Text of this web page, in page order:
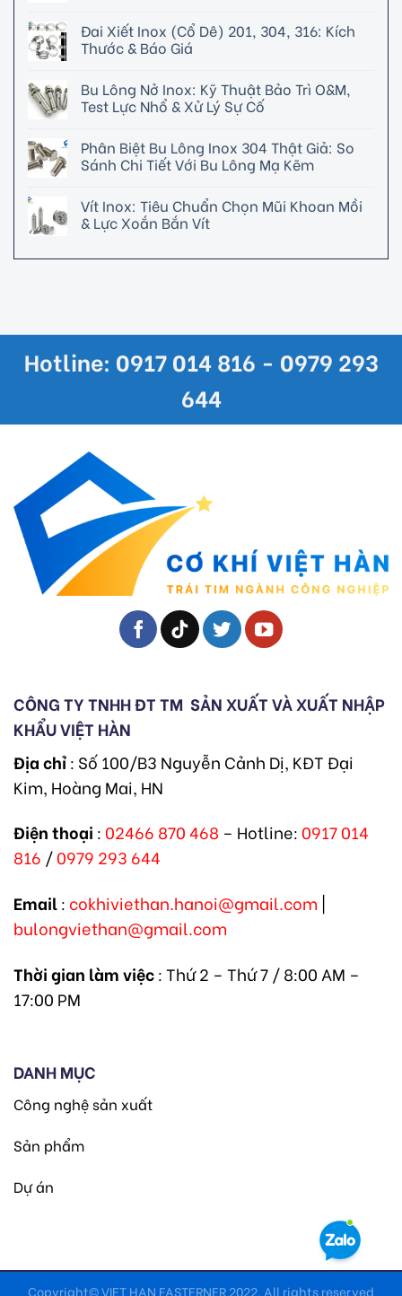
Đai Xiết Inox (Cổ Dê) 201, 304, 316: Kích
Thước & Báo Giá
Bu Lông Nở Inox: Kỹ Thuật Bảo Trì O&M,
Test Lực Nhổ & Xử Lý Sự Cố
Phân Biệt Bu Lông Inox 304 Thật Giả: So
Sánh Chi Tiết Với Bu Lông Mạ Kẽm
Vít Inox: Tiêu Chuẩn Chọn Mũi Khoan Mồi
& Lực Xoắn Bắn Vít
Hotline: 0917 014 816 - 0979 293
644
CÔNG TY TNHH ĐT TM SẢN XUẤT VÀ XUẤT NHẬP
KHẨU VIỆT HÀN
Địa chỉ: Số 100/B3 Nguyễn Cảnh Dị, KĐT Đại
Kim, Hoàng Mai, HN
Điện thoại : 02466 870 468 – Hotline: 0917 014
816 /0979 293 644
Email: cokhiviethan.hanoi@gmail.com
bulongviethan@gmail.com
Thời gian làm việc: Thứ 2 – Thứ 7 / 8:00 AM –
17:00 PM
DANH MỤC
Công nghệ sản xuất
Sản phẩm
Dự án
Copyright© VIET HAN FASTERNER 2022. All rights reserved